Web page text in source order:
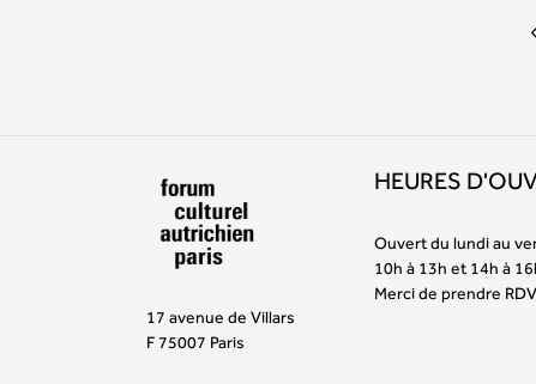
17 avenue de Villars
F 75007 Paris
HEURES
Ouvert du lundi au
10h à 13h et 14h à
Merci de prendre RDV